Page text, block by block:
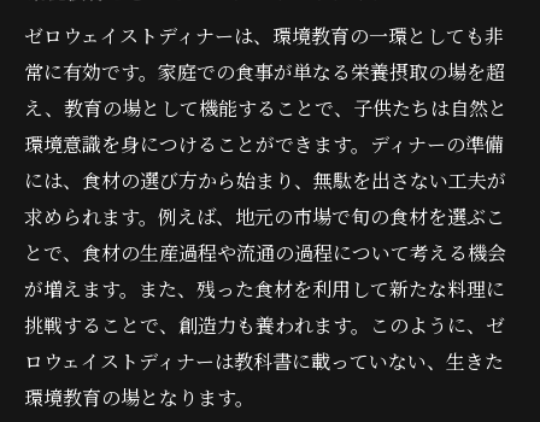
ゼロウェイストディナーは、環境教育の一環としても非
常に有効です。家庭での食事が単なる栄養摂取の場を超
え、教育の場として機能することで、子供たちは自然と
環境意識を身につけることができます。ディナーの準備
には、食材の選び方から始まり、無駄を出さない工夫が
求められます。例えば、地元の市場で旬の食材を選ぶこ
とで、食材の生産過程や流通の過程について考える機会
が増えます。また、残った食材を利用して新たな料理に
挑戦することで、創造力も養われます。このように、ゼ
ロウェイストディナーは教科書に載っていない、生きた
環境教育の場となります。